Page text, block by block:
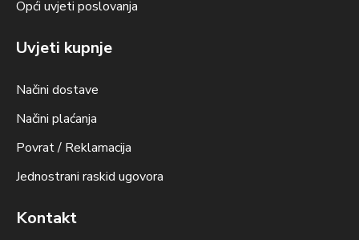
Opći uvjeti poslovanja
Uvjeti kupnje
Načini dostave
Načini plaćanja
Povrat / Reklamacija
Jednostrani raskid ugovora
Kontakt